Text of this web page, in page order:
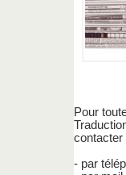
Pour
contacter
- par